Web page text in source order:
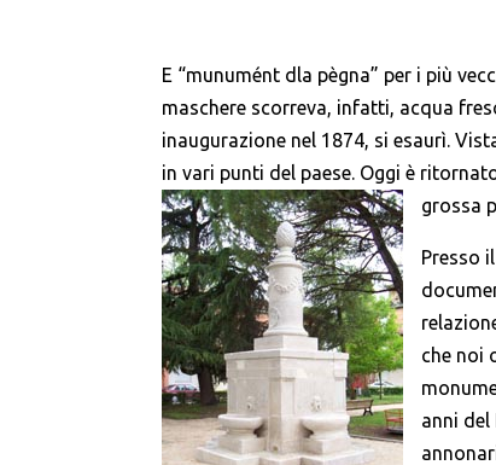
E “munumént dla pègna” per i più
maschere scorreva, infatti, acqua
inaugurazione nel 1874, si esaurì.
in vari punti del paese. Oggi è
grossa
Presso
che noi
anni del